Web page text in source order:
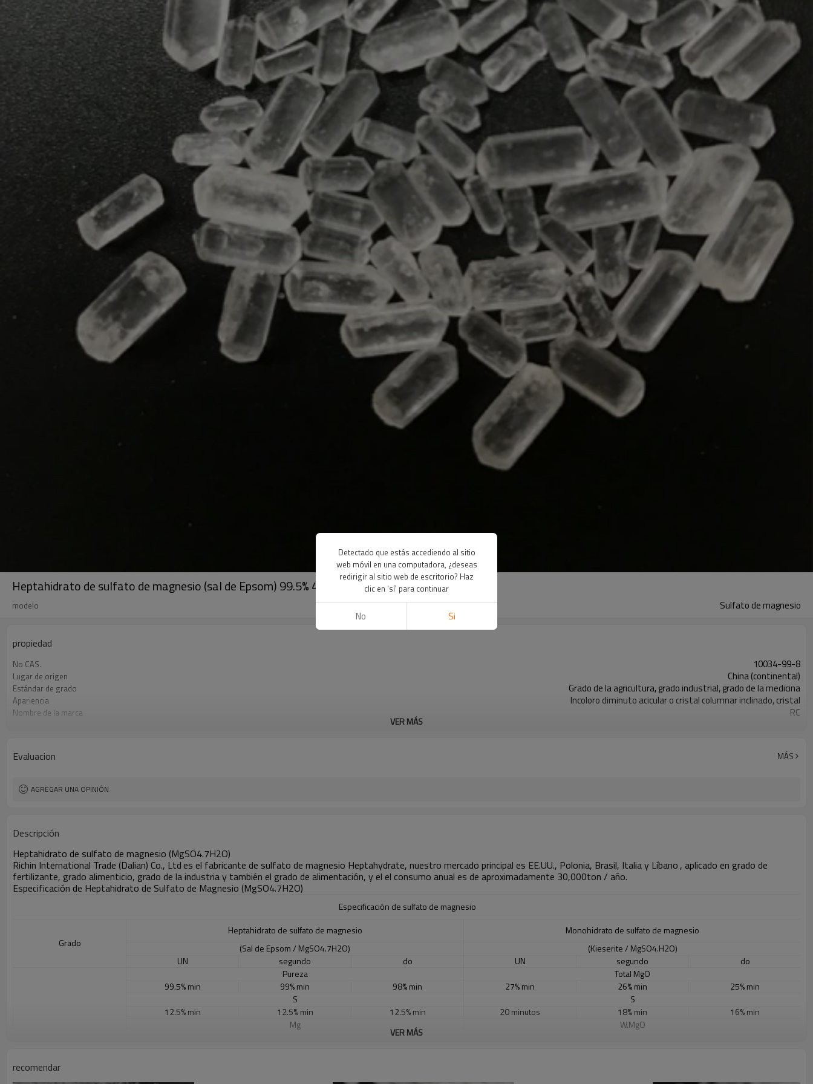
Heptahidrato de sulfato de magnesio (sal de Epsom) 99.5% 4-7 mm de cristal
modelo Sulfato de magnesio
propiedad
No CAS. 10034-99-8
Lugar de origen China (continental)
Estándar de grado Grado de la agricultura, grado industrial, grado de la medicina
Apariencia Incoloro diminuto acicular o cristal columnar inclinado, cristal
Nombre de la marca RC
Heptahidrato y Monohidrato
Pureza 98% 99% 99.5%
VER MÁS
Evaluacion MÁS
AGREGAR UNA OPINIÓN
Descripción
Heptahidrato de sulfato de magnesio (MgSO4.7H2O)
Richin International Trade (Dalian) Co., Ltdes el fabricante de sulfato de magnesio Heptahydrate, nuestro mercado principal es EE.UU., Polonia, Brasil, Italia y Líbano , aplicado en grado de
fertilizante, grado alimenticio, grado de la industria y también el grado de alimentación, y el el consumo anual es de aproximadamente 30,000ton / año.
Especificación de Heptahidrato de Sulfato de Magnesio (MgSO4.7H2O)
Especificación de sulfato de magnesio
Grado
Heptahidrato de sulfato de magnesio
Monohidrato de sulfato de magnesio
(Sal de Epsom / MgSO4.7H2O)
(Kieserite / MgSO4.H2O)
UN
segundo do UN segundo do
Pureza
Total MgO
99.5% min
99% min 98% min 27% min 26% min
25% min
S
S
12.5% ​​min
12.5% ​​min 12.5% ​​min 20 minutos 18% min
16% min
Mg
W.MgO
9.5% min
VER MÁS
recomendar
Detectado que estás accediendo al sitio
web móvil en una computadora, ¿deseas
redirigir al sitio web de escritorio? Haz
clic en 'sí' para continuar
No Si